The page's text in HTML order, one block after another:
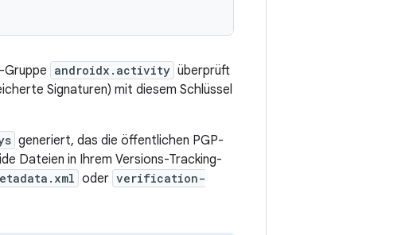
Gruppe androidx.activity überprüft
Signaturen) mit diesem Schlüssel
generiert, das die öffentlichen PGP-
Dateien in Ihrem Versions-Tracking-
oder verification-